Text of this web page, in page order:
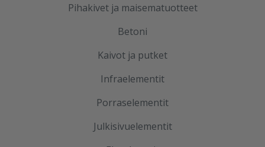
Pihakivet ja maisematuotteet
Betoni
Kaivot ja putket
Infraelementit
Porraselementit
Julkisivuelementit